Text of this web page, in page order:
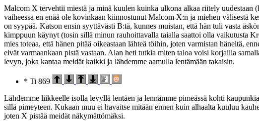
Malcom X tervehtii miestä ja minä kuulen kuinka ulkona alkaa riitely uudestaan
vaiheessa en enää ole kovinkaan kiinnostunut Malcom X:n ja miehen välisestä
on syypää. Katson ensin syyttävästi B:tä, kunnes muistan, että hän tuli vasta
kimppuun käynyt (tosin sillä minun rauhoittavalla taialla saattoi olla vaikutusta
mies toteaa, että hänen pitää oikeastaan lähteä töihin, joten varmistan häneltä,
eivät varmaankaan pistä vastaan. Alan heti tutkia miten taloa voisi korjailla
levyn, joka kantaa meidät kaikki ja lähdemme aamulla lentämään takaisin.
* Ti 869
Lähdemme liikkeelle isolla levyllä lentäen ja lennämme pimeässä kohti
sillä pimeyteen. Kukaan muu ei havaitse mitään ennen kuin alhaalta kuuluu
joten X pistää meidät näkymättömäksi.